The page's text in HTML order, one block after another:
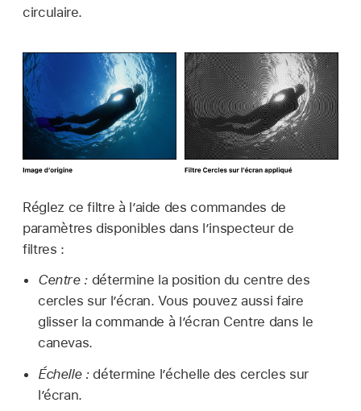
circulaire.
Réglez ce filtre à l’aide des commandes de
paramètres disponibles dans l’inspecteur de
filtres :
Centre : détermine la position du centre des
cercles sur l’écran. Vous pouvez aussi faire
glisser la commande à lʼécran Centre dans le
canevas.
Échelle :détermine l’échelle des cercles sur
l’écran.